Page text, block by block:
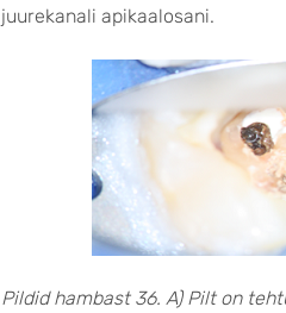
juurekanali apikaalosani.
Pildid hambast 36. A) Pilt on